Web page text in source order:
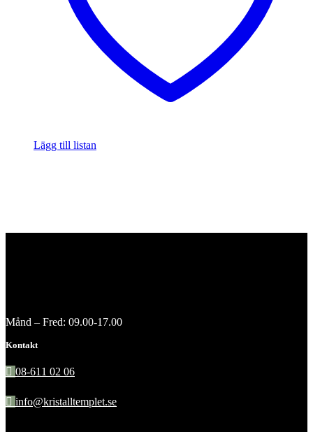
Lägg till listan
Månd – Fred: 09.00-17.00
Kontakt
08-611 02 06
info@kristalltemplet.se